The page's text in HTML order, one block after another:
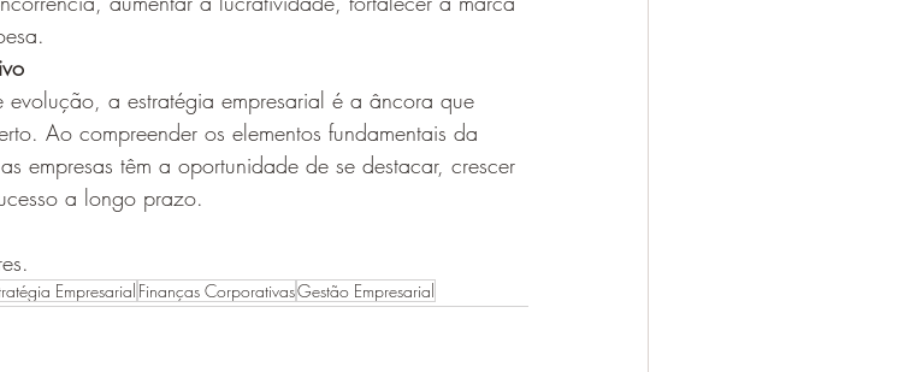
evolução, a estratégia empresarial é a âncora que
Ao compreender os elementos fundamentais da
empresas têm a oportunidade de se destacar, crescer
a longo prazo.
Empresarial Finanças CorporativasGestão Empresarial